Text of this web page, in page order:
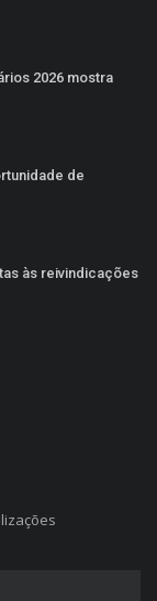
2026 mostra
de
às reivindicações